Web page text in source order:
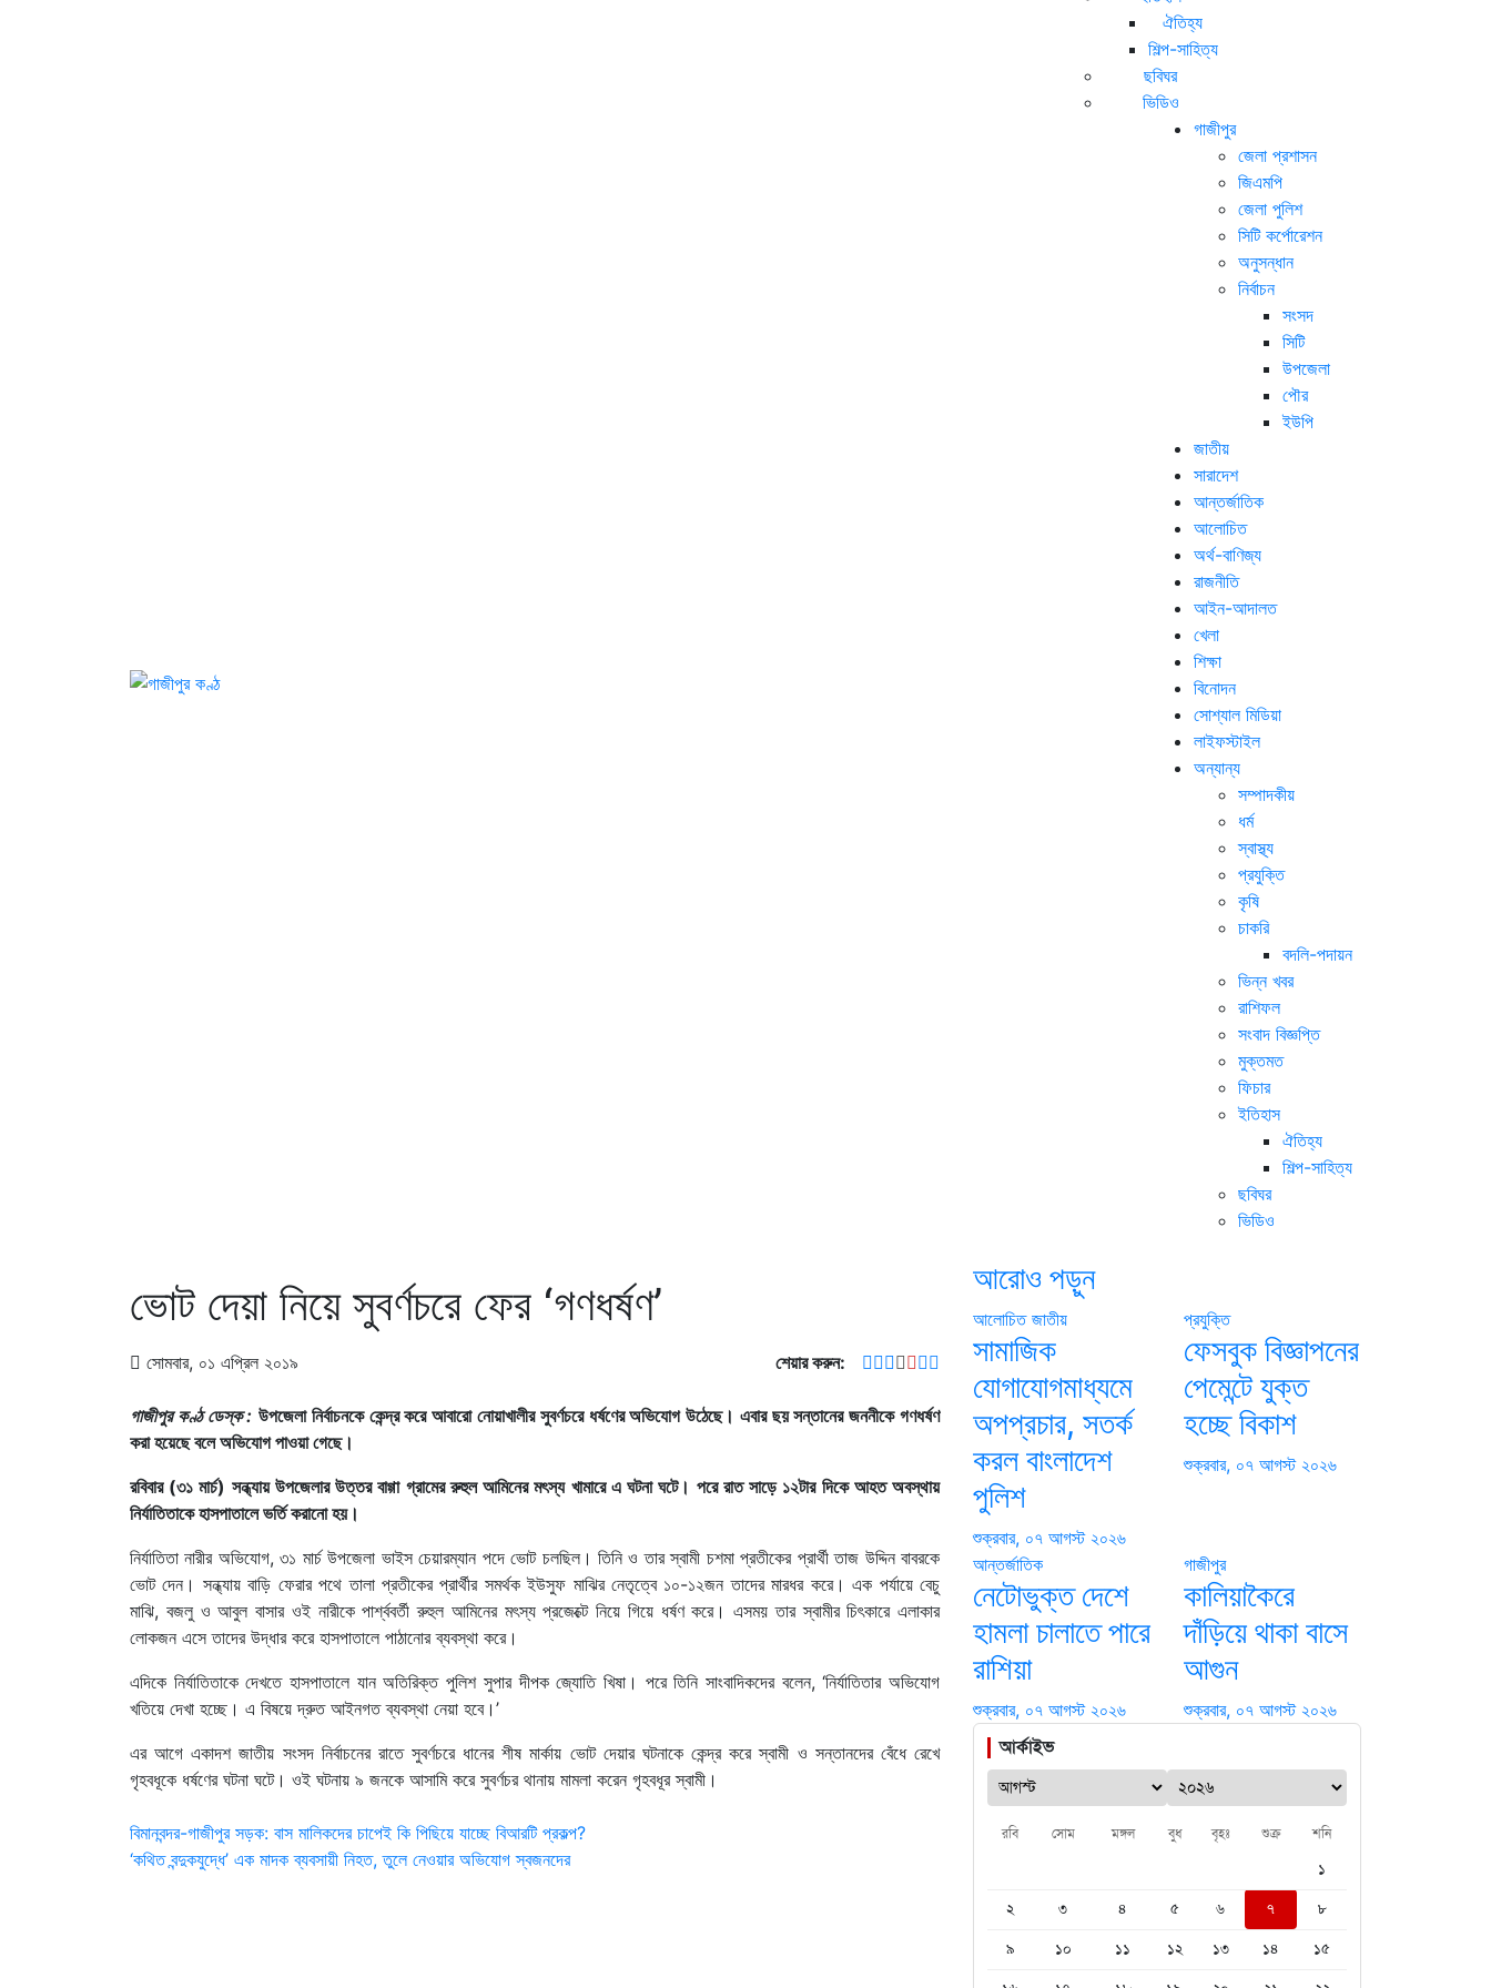
ঐতিহ্য
শিল্প-সাহিত্য
ছবিঘর
ভিডিও
গাজীপুর
জেলা প্রশাসন
জিএমপি
জেলা পুলিশ
সিটি কর্পোরেশন
অনুসন্ধান
নির্বাচন
সংসদ
সিটি
উপজেলা
পৌর
ইউপি
জাতীয়
সারাদেশ
আন্তর্জাতিক
আলোচিত
অর্থ-বাণিজ্য
রাজনীতি
আইন-আদালত
খেলা
শিক্ষা
বিনোদন
সোশ্যাল মিডিয়া
লাইফস্টাইল
অন্যান্য
সম্পাদকীয়
ধর্ম
স্বাস্থ্য
প্রযুক্তি
কৃষি
চাকরি
বদলি-পদায়ন
ভিন্ন খবর
রাশিফল
সংবাদ বিজ্ঞপ্তি
মুক্তমত
ফিচার
ইতিহাস
ঐতিহ্য
শিল্প-সাহিত্য
ছবিঘর
ভিডিও
ভোট দেয়া নিয়ে সুবর্ণচরে ফের ‘গণধর্ষণ’
সোমবার, ০১ এপ্রিল ২০১৯ শেয়ার করুন:
গাজীপুর কণ্ঠ ডেস্ক : উপজেলা নির্বাচনকে কেন্দ্র করে আবারো নোয়াখালীর সুবর্ণচরে ধর্ষণের অভিযোগ উঠেছে। এবার ছয় সন্তানের জননীকে গণধর্ষণ
করা হয়েছে বলে অভিযোগ পাওয়া গেছে।
রবিবার (৩১ মার্চ) সন্ধ্যায় উপজেলার উত্তর বাগ্গা গ্রামের রুহুল আমিনের মৎস্য খামারে এ ঘটনা ঘটে। পরে রাত সাড়ে ১২টার দিকে আহত অবস্থায়
নির্যাতিতাকে হাসপাতালে ভর্তি করানো হয়।
নির্যাতিতা নারীর অভিযোগ, ৩১ মার্চ উপজেলা ভাইস চেয়ারম্যান পদে ভোট চলছিল। তিনি ও তার স্বামী চশমা প্রতীকের প্রার্থী তাজ উদ্দিন বাবরকে
ভোট দেন। সন্ধ্যায় বাড়ি ফেরার পথে তালা প্রতীকের প্রার্থীর সমর্থক ইউসুফ মাঝির নেতৃত্বে ১০-১২জন তাদের মারধর করে। এক পর্যায়ে বেচু
মাঝি, বজলু ও আবুল বাসার ওই নারীকে পার্শ্ববর্তী রুহুল আমিনের মৎস্য প্রজেক্টে নিয়ে গিয়ে ধর্ষণ করে। এসময় তার স্বামীর চিৎকারে এলাকার
লোকজন এসে তাদের উদ্ধার করে হাসপাতালে পাঠানোর ব্যবস্থা করে।
এদিকে নির্যাতিতাকে দেখতে হাসপাতালে যান অতিরিক্ত পুলিশ সুপার দীপক জ্যোতি খিষা। পরে তিনি সাংবাদিকদের বলেন, ‘নির্যাতিতার অভিযোগ
খতিয়ে দেখা হচ্ছে। এ বিষয়ে দ্রুত আইনগত ব্যবস্থা নেয়া হবে।’
এর আগে একাদশ জাতীয় সংসদ নির্বাচনের রাতে সুবর্ণচরে ধানের শীষ মার্কায় ভোট দেয়ার ঘটনাকে কেন্দ্র করে স্বামী ও সন্তানদের বেঁধে রেখে
গৃহবধূকে ধর্ষণের ঘটনা ঘটে। ওই ঘটনায় ৯ জনকে আসামি করে সুবর্ণচর থানায় মামলা করেন গৃহবধূর স্বামী।
Post
navigation
বিমানবন্দর-গাজীপুর সড়ক: বাস মালিকদের চাপেই কি পিছিয়ে যাচ্ছে বিআরটি প্রকল্প?
‘কথিত বন্দুকযুদ্ধে’ এক মাদক ব্যবসায়ী নিহত, তুলে নেওয়ার অভিযোগ স্বজনদের
আরোও পড়ুন
আলোচিত জাতীয়
সামাজিক
যোগাযোগমাধ্যমে
অপপ্রচার, সতর্ক
করল বাংলাদেশ
পুলিশ
শুক্রবার, ০৭ আগস্ট ২০২৬
প্রযুক্তি
ফেসবুক বিজ্ঞাপনের
পেমেন্টে যুক্ত
হচ্ছে বিকাশ
শুক্রবার, ০৭ আগস্ট ২০২৬
আন্তর্জাতিক
নেটোভুক্ত দেশে
হামলা চালাতে পারে
রাশিয়া
শুক্রবার, ০৭ আগস্ট ২০২৬
গাজীপুর
কালিয়াকৈরে
দাঁড়িয়ে থাকা বাসে
আগুন
শুক্রবার, ০৭ আগস্ট ২০২৬
আর্কাইভ
রবি সোম মঙ্গল বুধ বৃহঃ শুক্র শনি
১
২
৩ ৪ ৫ ৬ ৭
৮
৯
১০ ১১ ১২ ১৩ ১৪
১৫